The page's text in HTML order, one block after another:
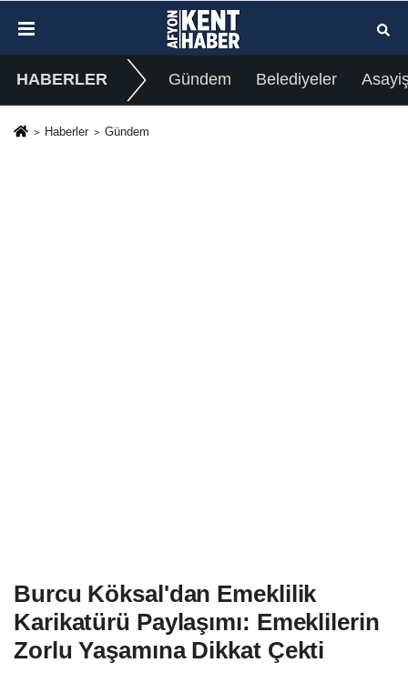
HABERLER Gündem Belediyeler
Haberler Gündem
Burcu Köksal'dan Emeklilik
Karikatürü Paylaşımı: Emeklilerin
Zorlu Yaşamına Dikkat Çekti